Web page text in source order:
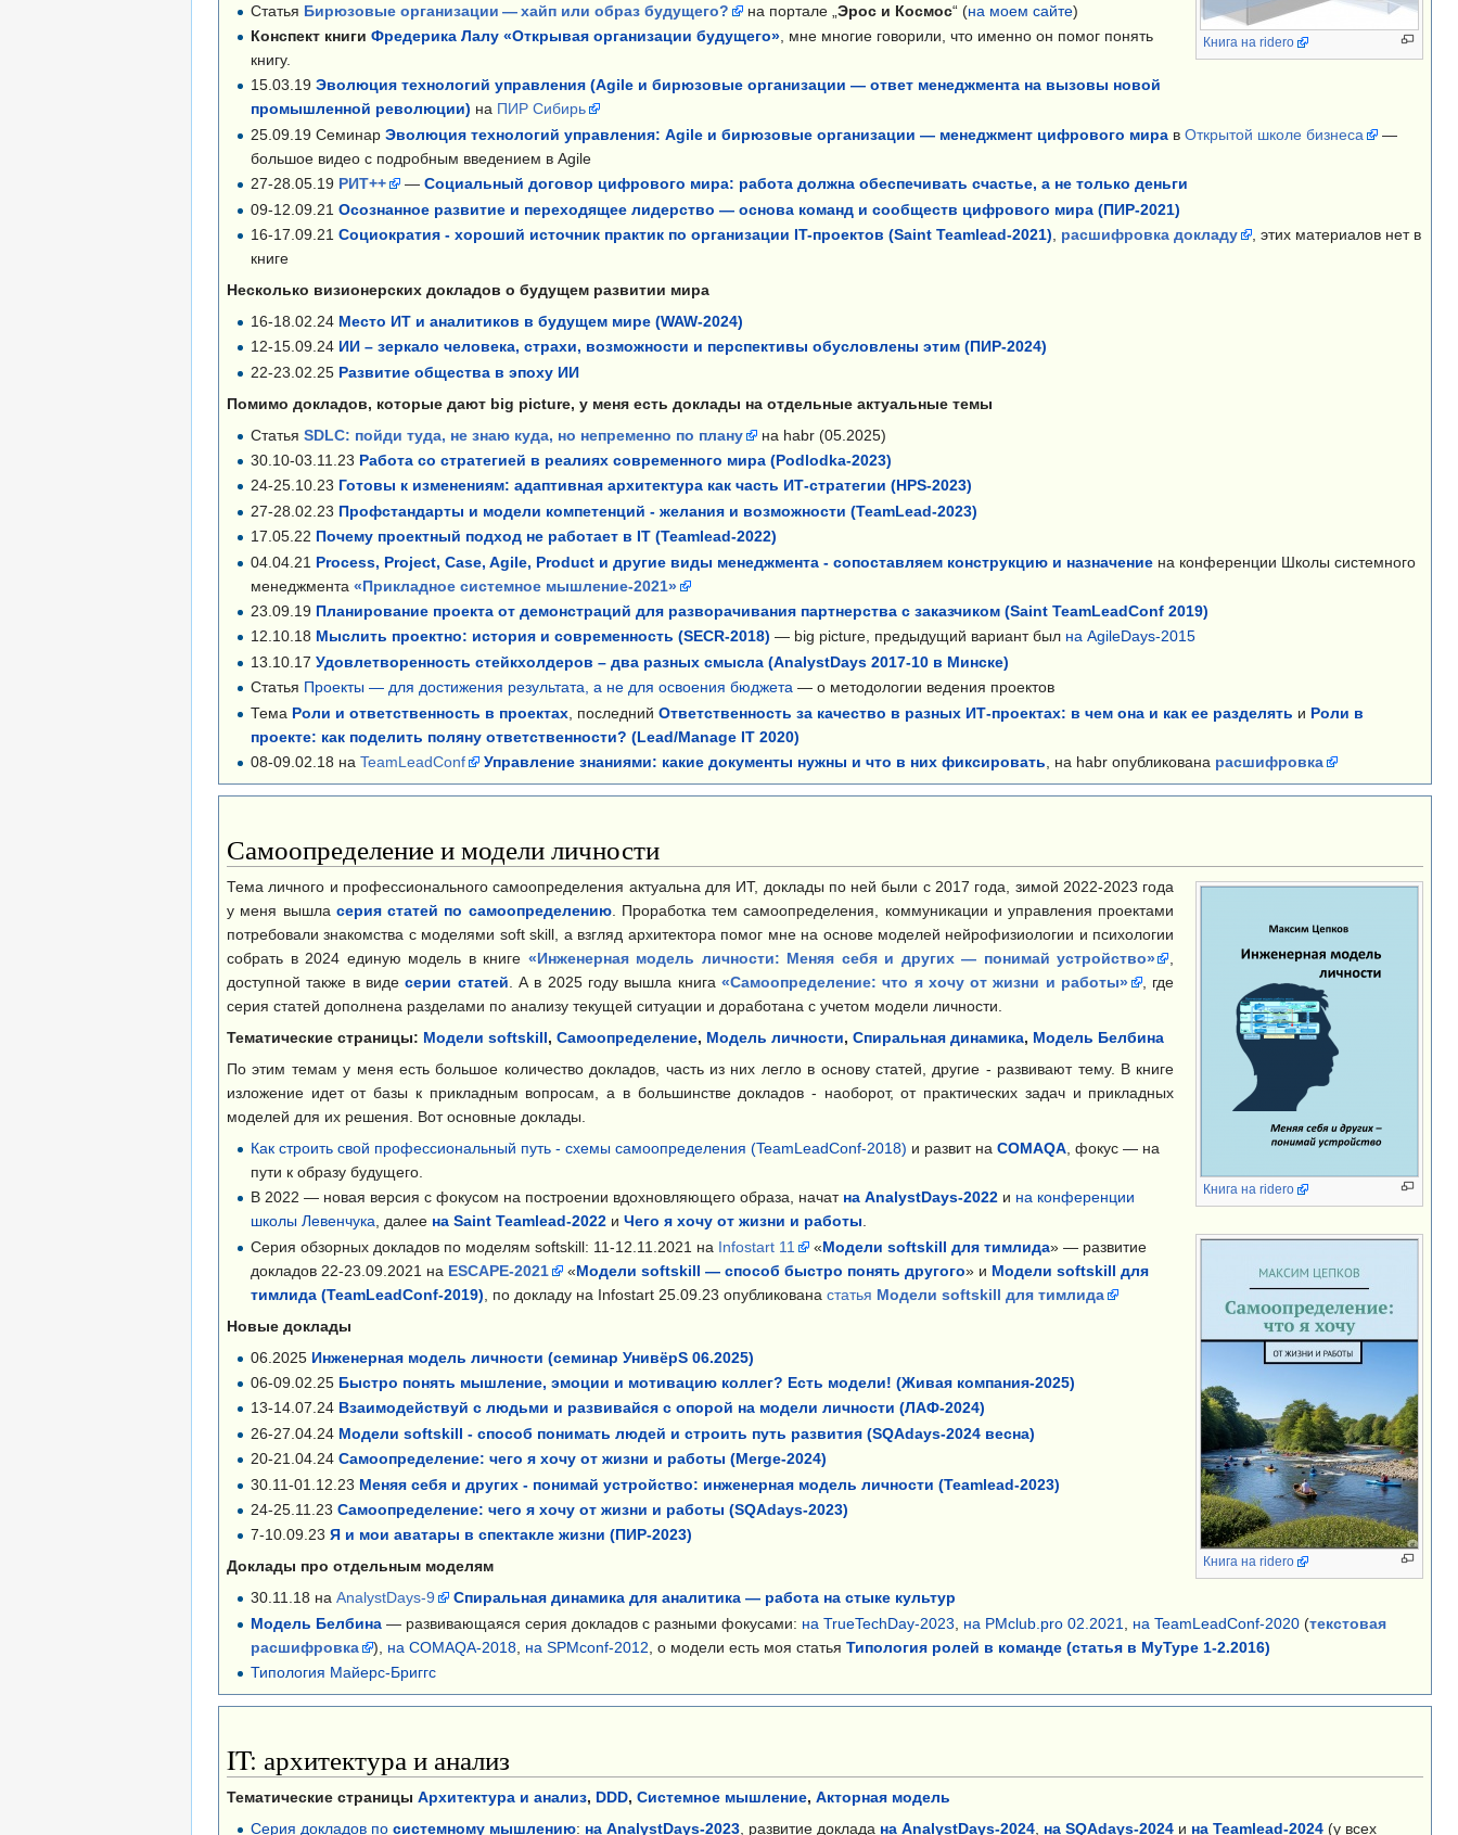
Книга на ridero
Статья Бирюзовые организации — хайп или образ будущего? на портале „Эрос и Космос“ (на моем сайте)
Конспект книгиФредерика Лалу «Открывая организации будущего» , мне многие говорили, что именно он помог понять
книгу.
15.03.19Эволюция технологий управления (Agile и бирюзовые организации — ответ менеджмента на вызовы новой
промышленной революции) на ПИР Сибирь
25.09.19 СеминарЭволюция технологий управления: Agile и бирюзовые организации — менеджмент цифрового мира вОткрытой школе бизнеса
—
большое видео с подробным введением в Agile
27-28.05.19 РИТ++ —Социальный договор цифрового мира: работа должна обеспечивать счастье, а не только деньги
09-12.09.21Осознанное развитие и переходящее лидерство — основа команд и сообществ цифрового мира (ПИР-2021)
16-17.09.21Социократия - хороший источник практик по организации IT-проектов (Saint Teamlead-2021) расшифровка докладу
, этих материалов нет в
книге
Несколько визионерских докладов о будущем развитии мира
16-18.02.24 Место ИТ и аналитиков в будущем мире (WAW-2024)
12-15.09.24 ИИ – зеркало человека, страхи, возможности и перспективы обусловлены этим (ПИР-2024)
22-23.02.25 Развитие общества в эпоху ИИ
Помимо докладов, которые дают big picture, у меня есть доклады на отдельные актуальные темы
СтатьяSDLC: пойди туда, не знаю куда, но непременно по плану
на habr (05.2025)
30.10-03.11.23 Работа со стратегией в реалиях современного мира (Podlodka-2023)
24-25.10.23 Готовы к изменениям: адаптивная архитектура как часть ИТ-стратегии (HPS-2023)
27-28.02.23 Профстандарты и модели компетенций - желания и возможности (TeamLead-2023)
17.05.22 Почему проектный подход не работает в IT (Teamlead-2022)
04.04.21 Process, Project, Case, Agile, Product и другие виды менеджмента - сопоставляем конструкцию и назначение на конференции Школы системного
менеджмента«Прикладное системное мышление-2021»
23.09.19 Планирование проекта от демонстраций для разворачивания партнерства с заказчиком (Saint TeamLeadConf 2019)
12.10.18 Мыслить проектно: история и современность (SECR-2018) — big picture, предыдущий вариант был на AgileDays-2015
13.10.17 Удовлетворенность стейкхолдеров – два разных смысла (AnalystDays 2017-10 в Минске)
Статья Проекты — для достижения результата, а не для освоения бюджета — о методологии ведения проектов
Тема Роли и ответственность в проектах , последнийОтветственность за качество в разных ИТ-проектах: в чем она и как ее разделять и Роли в
проекте: как поделить поляну ответственности? (Lead/Manage IT 2020)
08-09.02.18 наTeamLeadConf Управление знаниями: какие документы нужны и что в них фиксировать , на habr опубликована расшифровка
Самоопределение и модели личности
Книга на ridero
Книга на ridero
Тема личного и профессионального самоопределения актуальна для ИТ, доклады по ней были с 2017 года, зимой 2022-2023 года
у меня вышла серия статей по самоопределению. Проработка тем самоопределения, коммуникации и управления проектами
потребовали знакомства с моделями soft skill, а взгляд архитектора помог мне на основе моделей нейрофизиологии и психологии
собрать в 2024 единую модель в книге «Инженерная модель личности: Меняя себя и других — понимай устройство»
доступной также в видесерии статей . А в 2025 году вышла книга «Самоопределение: что я хочу от жизни и работы»
, где
серия статей дополнена разделами по анализу текущей ситуации и доработана с учетом модели личности.
Тематические страницы: Модели softskill, Самоопределение, Модель личности, Спиральная динамика, Модель Белбина
По этим темам у меня есть большое количество докладов, часть из них легло в основу статей, другие - развивают тему. В книге
изложение идет от базы к прикладным вопросам, а в большинстве докладов - наоборот, от практических задач и прикладных
моделей для их решения. Вот основные доклады.
Как строить свой профессиональный путь - схемы самоопределения (TeamLeadConf-2018) и развит наCOMAQA , фокус — на
пути к образу будущего.
В 2022 — новая версия с фокусом на построении вдохновляющего образа, начат на AnalystDays-2022 и на конференции
школы Левенчука , далее на Saint Teamlead-2022 иЧего я хочу от жизни и работы
Серия обзорных докладов по моделям softskill: 11-12.11.2021 на Infostart 11 «Модели softskill для тимлида» — развитие
докладов 22-23.09.2021 на ESCAPE-2021 «Модели softskill — способ быстро понять другого» и Модели softskill для
тимлида (TeamLeadConf-2019) , по докладу на Infostart 25.09.23 опубликованастатья Модели softskill для тимлида
Новые доклады
06.2025 Инженерная модель личности (семинар УнивёрS 06.2025)
06-09.02.25 Быстро понять мышление, эмоции и мотивацию коллег? Есть модели! (Живая компания-2025)
13-14.07.24 Взаимодействуй с людьми и развивайся с опорой на модели личности (ЛАФ-2024)
26-27.04.24 Модели softskill - способ понимать людей и строить путь развития (SQAdays-2024 весна)
20-21.04.24Самоопределение: чего я хочу от жизни и работы (Merge-2024)
30.11-01.12.23 Меняя себя и других - понимай устройство: инженерная модель личности (Teamlead-2023)
​24-25.11.23Самоопределение: чего я хочу от жизни и работы (SQAdays-2023)
7-10.09.23Я и мои аватары в спектакле жизни (ПИР-2023)
Доклады про отдельным моделям
30.11.18 наAnalystDays-9
Спиральная динамика для аналитика — работа на стыке культур
Модель Белбина — развивающаяся серия докладов с разными фокусами: на TrueTechDay-2023 на PMclub.pro 02.2021 на TeamLeadConf-2020 (текстовая
расшифровка
), на COMAQA-2018 на SPMconf-2012 , о модели есть моя статьяТипология ролей в команде (статья в MyType 1-2.2016)
Типология Майерс-Бриггс
IT: архитектура и анализ
Тематические страницы Архитектура и анализ, DDD, Системное мышление, Акторная модель
Серия докладов посистемному мышлению: на AnalystDays-2023 , развитие доклада на AnalystDays-2024 на SQAdays-2024 и на Teamlead-2024 (у всех